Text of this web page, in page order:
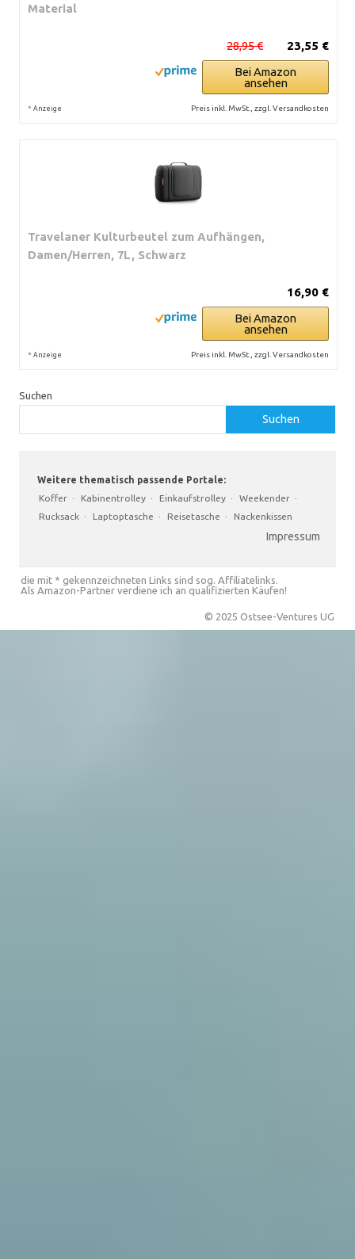
Material
23,55 €
28,95 €
Bei Amazon
ansehen
* Anzeige Preis inkl. MwSt., zzgl. Versandkosten
Travelaner Kulturbeutel zum Aufhängen,
Damen/Herren, 7L, Schwarz
16,90 €
Bei Amazon
ansehen
* Anzeige Preis inkl. MwSt., zzgl. Versandkosten
Suchen
Suchen
Weitere thematisch passende Portale:
Koffer · Kabinentrolley · Einkaufstrolley · Weekender ·
Rucksack · Laptoptasche · Reisetasche · Nackenkissen
Impressum
die mit * gekennzeichneten Links sind sog. Affiliatelinks.
Als Amazon-Partner verdiene ich an qualifizierten Käufen!
© 2025 Ostsee-Ventures UG